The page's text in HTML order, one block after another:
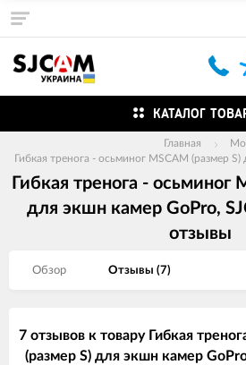
КАТАЛОГ
Главная
Гибкая тренога - осьминог MSCAM (размер
Гибкая тренога - осьминог
для экшн камер GoPro,
отзывы
Обзор Отзывы (7)
7 отзывов к товару Гибкая
(размер S) для экшн камер